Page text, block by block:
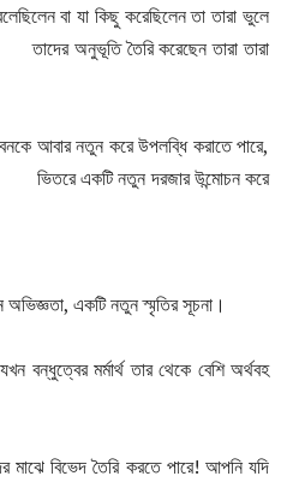
বা যা কিছু করেছিলেন তা তারা ভুলে
অনুভূতি তৈরি করেছেন তারা তারা
আবার নতুন করে উপলব্ধি করাতে পারে,
একটি নতুন দরজার উন্মোচন করে
একটি নতুন স্মৃতির সূচনা।
বন্ধুত্বের মর্মার্থ তার থেকে বেশি অর্থবহ
মাঝে বিভেদ তৈরি করতে পারে! আপনি যদি